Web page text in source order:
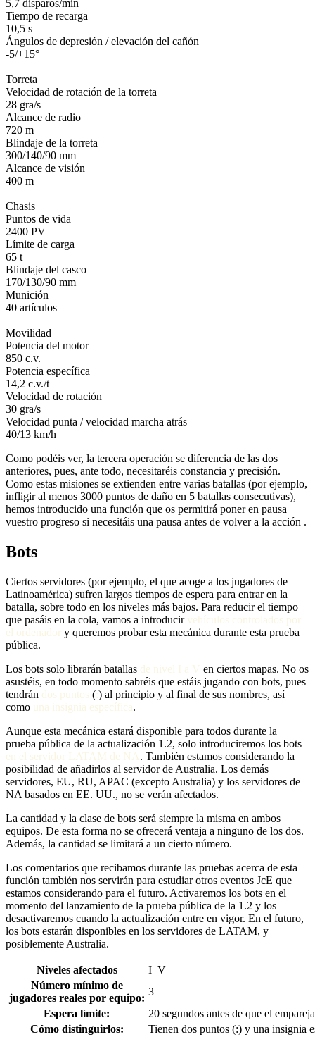
5,7 disparos/min
Tiempo de recarga
10,5 s
Ángulos de depresión / elevación del cañón
-5/+15°
Torreta
Velocidad de rotación de la torreta
28 gra/s
Alcance de radio
720 m
Blindaje de la torreta
300/140/90 mm
Alcance de visión
400 m
Chasis
Puntos de vida
2400 PV
Límite de carga
65 t
Blindaje del casco
170/130/90 mm
Munición
40 artículos
Movilidad
Potencia del motor
850 c.v.
Potencia específica
14,2 c.v./t
Velocidad de rotación
30 gra/s
Velocidad punta / velocidad marcha atrás
40/13 km/h
Como podéis ver, la tercera operación se diferencia de las dos
anteriores, pues, ante todo, necesitaréis constancia y precisión.
Como estas misiones se extienden entre varias batallas (por ejemplo,
infligir al menos 3000 puntos de daño en 5 batallas consecutivas),
hemos introducido una función que os permitirá poner en pausa
vuestro progreso si necesitáis una pausa antes de volver a la acción .
Bots
Ciertos servidores (por ejemplo, el que acoge a los jugadores de
Latinoamérica) sufren largos tiempos de espera para entrar en la
batalla, sobre todo en los niveles más bajos. Para reducir el tiempo
que pasáis en la cola, vamos a introducir vehículos controlados por
el ordenador y queremos probar esta mecánica durante esta prueba
pública.
Los bots solo librarán batallas de nivel I a V en ciertos mapas. No os
asustéis, en todo momento sabréis que estáis jugando con bots, pues
tendrán dos puntos (:) al principio y al final de sus nombres, así
como una insignia específica.
Aunque esta mecánica estará disponible para todos durante la
prueba pública de la actualización 1.2, solo introduciremos los bots
en el servidor LATAM de NA. También estamos considerando la
posibilidad de añadirlos al servidor de Australia. Los demás
servidores, EU, RU, APAC (excepto Australia) y los servidores de
NA basados en EE. UU., no se verán afectados.
La cantidad y la clase de bots será siempre la misma en ambos
equipos. De esta forma no se ofrecerá ventaja a ninguno de los dos.
Además, la cantidad se limitará a un cierto número.
Los comentarios que recibamos durante las pruebas acerca de esta
función también nos servirán para estudiar otros eventos JcE que
estamos considerando para el futuro. Activaremos los bots en el
momento del lanzamiento de la prueba pública de la 1.2 y los
desactivaremos cuando la actualización entre en vigor. En el futuro,
los bots estarán disponibles en los servidores de LATAM, y
posiblemente Australia.
Niveles afectados
I–V
Número mínimo de
jugadores reales por equipo:
3
Espera límite:
20 segundos antes de que el
Cómo distinguirlos:
Tienen dos puntos (:) y una insignia